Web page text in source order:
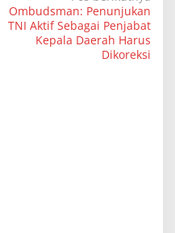
Ombudsman: Penunjukan
TNI Aktif Sebagai Penjabat
Kepala Daerah Harus
Dikoreksi